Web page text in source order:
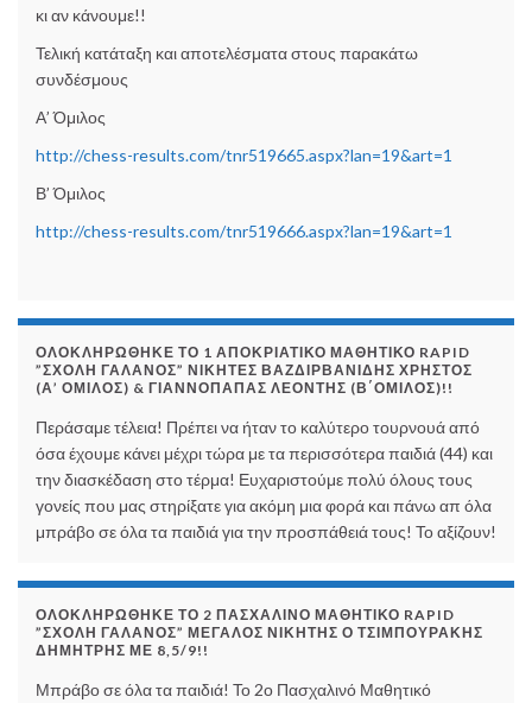
κι αν κάνουμε!!
Τελική κατάταξη και αποτελέσματα στους παρακάτω
συνδέσμους
Α’ Όμιλος
http://chess-results.com/tnr519665.aspx?lan=19&art=1
Β’ Όμιλος
http://chess-results.com/tnr519666.aspx?lan=19&art=1
ΟΛΟΚΛΗΡΏΘΗΚΕ ΤΟ 1 ΑΠΟΚΡΙΆΤΙΚΟ ΜΑΘΗΤΙΚΌ RAPID
”ΣΧΟΛΉ ΓΑΛΑΝΌΣ” ΝΙΚΗΤΈΣ ΒΑΖΔΙΡΒΑΝΊΔΗΣ ΧΡΉΣΤΟΣ
(Α’ ΌΜΙΛΟΣ) & ΓΙΑΝΝΌΠΑΠΑΣ ΛΕΟΝΤΉΣ (Β΄ΌΜΙΛΟΣ)!!
Περάσαμε τέλεια! Πρέπει να ήταν το καλύτερο τουρνουά από
όσα έχουμε κάνει μέχρι τώρα με τα περισσότερα παιδιά (44) και
την διασκέδαση στο τέρμα! Ευχαριστούμε πολύ όλους τους
γονείς που μας στηρίξατε για ακόμη μια φορά και πάνω απ όλα
μπράβο σε όλα τα παιδιά για την προσπάθειά τους! Το αξίζουν!
ΟΛΟΚΛΗΡΏΘΗΚΕ ΤΟ 2 ΠΑΣΧΑΛΙΝΌ ΜΑΘΗΤΙΚΌ RAPID
”ΣΧΟΛΉ ΓΑΛΑΝΌΣ” ΜΕΓΆΛΟΣ ΝΙΚΗΤΉΣ Ο ΤΣΙΜΠΟΥΡΆΚΗΣ
ΔΗΜΉΤΡΗΣ ΜΕ 8,5/9!!
Μπράβο σε όλα τα παιδιά! Το 2ο Πασχαλινό Μαθητικό